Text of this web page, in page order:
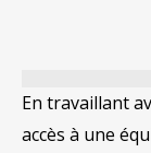
En travaillant
accès à une